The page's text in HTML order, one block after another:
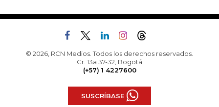
© 2026, RCN Medios. Todos los derechos reservados.
Cr. 13a 37-32, Bogotá
(+57) 1 4227600
SUSCRÍBASE